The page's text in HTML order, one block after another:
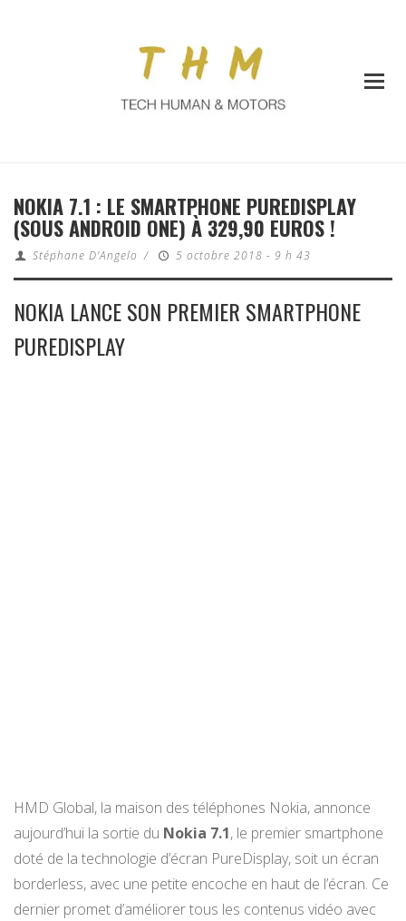
NOKIA 7.1 : LE SMARTPHONE PUREDISPLAY
(SOUS ANDROID ONE) À 329,90 EUROS !
Stéphane D'Angelo / 5 octobre 2018 - 9 h 43
NOKIA LANCE SON PREMIER SMARTPHONE
PUREDISPLAY
HMD Global, la maison des téléphones Nokia, annonce
aujourd’hui la sortie du Nokia 7.1, le premier smartphone
doté de la technologie d’écran PureDisplay, soit un écran
borderless, avec une petite encoche en haut de l’écran. Ce
dernier promet d’améliorer tous les contenus vidéo avec